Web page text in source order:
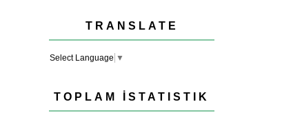
TRANSLATE
Select Language ▼
TOPLAM İSTATISTIK